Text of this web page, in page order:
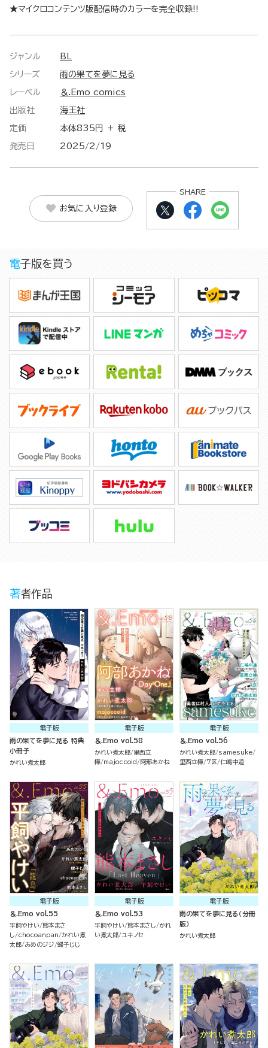
★マイクロコンテンツ版配信時のカラーを完全収録!!
ジャンル BL
シリーズ 雨の果てを夢に見る
レーベル ＆.Emo comics
出版社 海王社
定価 本体835円 ＋ 税
発売日 2025/2/19
お気に入り登録
SHARE
電子版を買う
著者作品
電子版
雨の果てを夢に見る 特典
小冊子
かれい煮太郎
電子版
＆.Emo vol.58
かれい煮太郎 里西立
樺 majoccoid 阿部あかね
電子版
＆.Emo vol.56
かれい煮太郎 samesuke
里西立樺 7区 仁嶋中道
電子版
＆.Emo vol.55
平飼やけい 熊本まさ
し
chocoanpan
かれい煮
太郎 あめのジジ 螺子じじ
電子版
＆.Emo vol.53
平飼やけい 熊本まさし
かれ
い煮太郎 ユキノセ
電子版
雨の果てを夢に見る（分冊
版）
かれい煮太郎